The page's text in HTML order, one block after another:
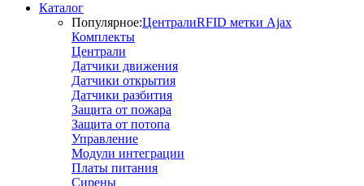
Каталог
Популярное:ЦентралиRFID метки Ajax
Комплекты
Централи
Датчики движения
Датчики открытия
Датчики разбития
Защита от пожара
Защита от потопа
Управление
Модули интеграции
Платы питания
Сирены